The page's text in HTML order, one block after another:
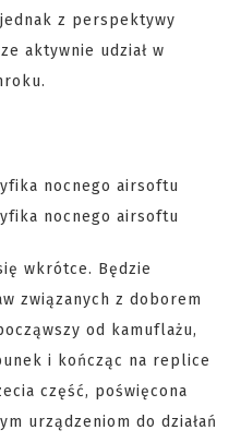
z perspektywy
aktywnie udział w
wkrótce. Będzie
związanych z doborem
od kamuflażu,
i kończąc na replice
część, poświęcona
urządzeniom do działań